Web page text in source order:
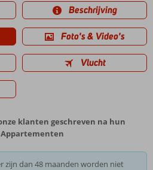
Beschrijving
Foto's & Video's
Vlucht
klanten geschreven na hun
Appartementen
zijn dan 48 maanden worden niet